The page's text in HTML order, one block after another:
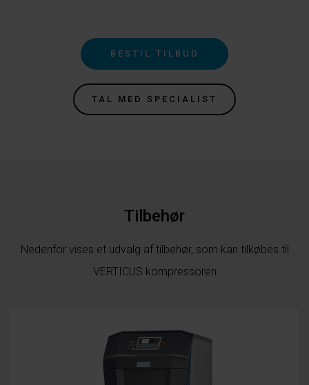
BESTIL TILBUD
TAL MED SPECIALIST
Tilbehør
Nedenfor vises et udvalg af tilbehør, som kan tilkøbes til
VERTICUS kompressoren